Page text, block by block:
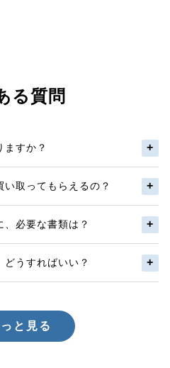
る質問
ますか？
取ってもらえるの？
必要な書類は？
どうすればいい？
と見る